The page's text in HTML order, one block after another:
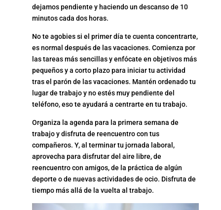
dejamos pendiente y haciendo un descanso de 10
minutos cada dos horas.
No te agobies si el primer día te cuenta concentrarte,
es normal después de las vacaciones. Comienza por
las tareas más sencillas y enfócate en objetivos más
pequeños y a corto plazo para iniciar tu actividad
tras el parón de las vacaciones. Mantén ordenado tu
lugar de trabajo y no estés muy pendiente del
teléfono, eso te ayudará a centrarte en tu trabajo.
Organiza la agenda para la primera semana de
trabajo y disfruta de reencuentro con tus
compañeros. Y, al terminar tu jornada laboral,
aprovecha para disfrutar del aire libre, de
reencuentro con amigos, de la práctica de algún
deporte o de nuevas actividades de ocio. Disfruta de
tiempo más allá de la vuelta al trabajo.